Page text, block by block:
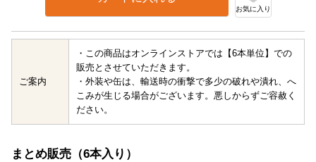
お気に入り
ご案内
・この商品はオンラインストアでは【6本単位】での
販売とさせていただきます。
・外装や缶は、輸送時の衝撃で多少の破れや潰れ、へ
こみが生じる場合がございます。悪しからずご容赦く
ださい。
まとめ販売（6本入り）